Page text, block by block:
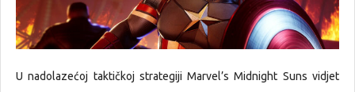
U nadolazećoj taktičkoj strategiji Marvel’s Midnight Suns vidjet